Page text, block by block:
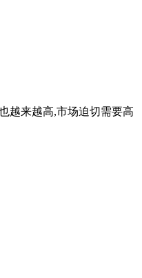
越来越高,市场迫切需要高